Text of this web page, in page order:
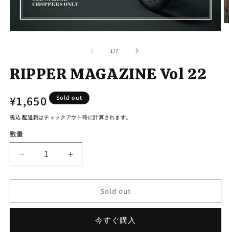
で
メ
ィ
(1)
開
く
1/の
7
RIPPER MAGAZINE Vol 22
通
常
価
格
¥1,650 Sold out
税込配送料はチェックアウト時に計算されます。
数量
RIPPER
MAGAZINE
Vol
の
RIPPER
MAGAZINE
Vol
の
Sold out
今すぐ購入